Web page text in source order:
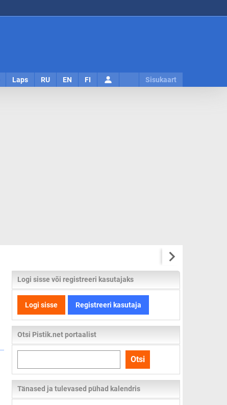
Laps RU EN FI Sisukaart
Logi sisse või registreeri kasutajaks
Logi sisse Registreeri kasutaja
Otsi Pistik.net portaalist
kogu
lehelt
Otsi
Tänased ja tulevased pühad kalendris